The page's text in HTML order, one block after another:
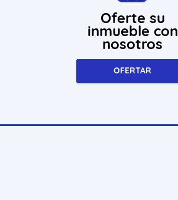
Oferte su
inmueble con
nosotros
OFERTAR